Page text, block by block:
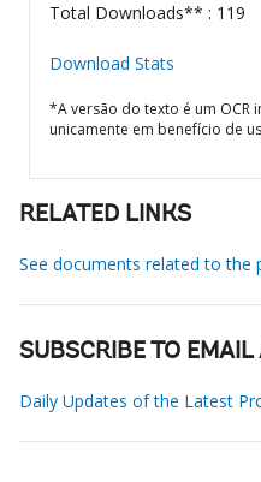
Total Downloads** : 119
Download Stats
*A versão do texto é um OCR
unicamente em benefício de
RELATED LINKS
See documents related to the
SUBSCRIBE TO EMAIL
Daily Updates of the Latest